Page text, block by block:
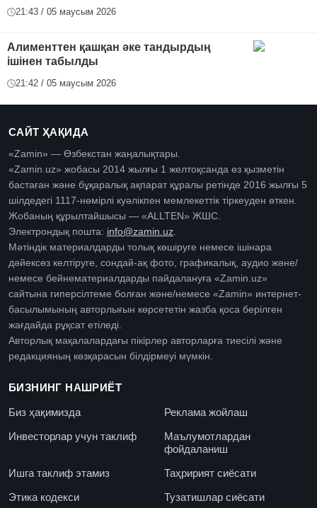
21:43 / 05 маусым 2026
Алименттен қашқан әке тандырдың
ішінен табылды
21:42 / 05 маусым 2026
САЙТ ҲАҚИДА
«Zamin» — Өзбекстан жаңалықтары.
«Zamin.uz» жобасы 2014 жылғы 1 желтоқсанда өз қызметін
бастаған және бұқаралық ақпарат құралы ретінде 2016 жылғы 5
шілдедегі 1117-нөмірлі куәлікпен мемлекеттік тіркеуден өткен.
Жобаның құрылтайшысы — «ALLTEN» ЖШС.
Электрондық пошта: info@zamin.uz.
Мәтіндік материалдарды толық көшіруге немесе ішінара
дәйексөз келтіруге, сондай-ақ фото, графикалық, аудио және/
немесе бейнематериалдарды пайдалануға «Zamin.uz»
сайтына гиперсілтеме болған және/немесе «Zamin» интернет-
басылымының авторлығын көрсететін жазба қоса берілген
жағдайда рұқсат етіледі.
Авторлық мақалалардағы пікірлер авторларға тиесілі және
редакцияның көзқарасын білдірмеуі мүмкін.
БИЗНИНГ НАШРИЁТ
Биз ҳақимизда
Реклама жойлаш
Инвесторлар учун таклиф
Маълумотлардан
фойдаланиш
Ишга таклиф этамиз
Таҳририят сиёсати
Этика кодекси
Тузатишлар сиёсати